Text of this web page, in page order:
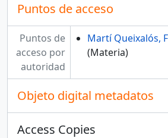
Puntos de acceso
Puntos de
acceso por
autoridad
Martí Queixalós,
(Materia)
Objeto digital metadatos
Access Copies